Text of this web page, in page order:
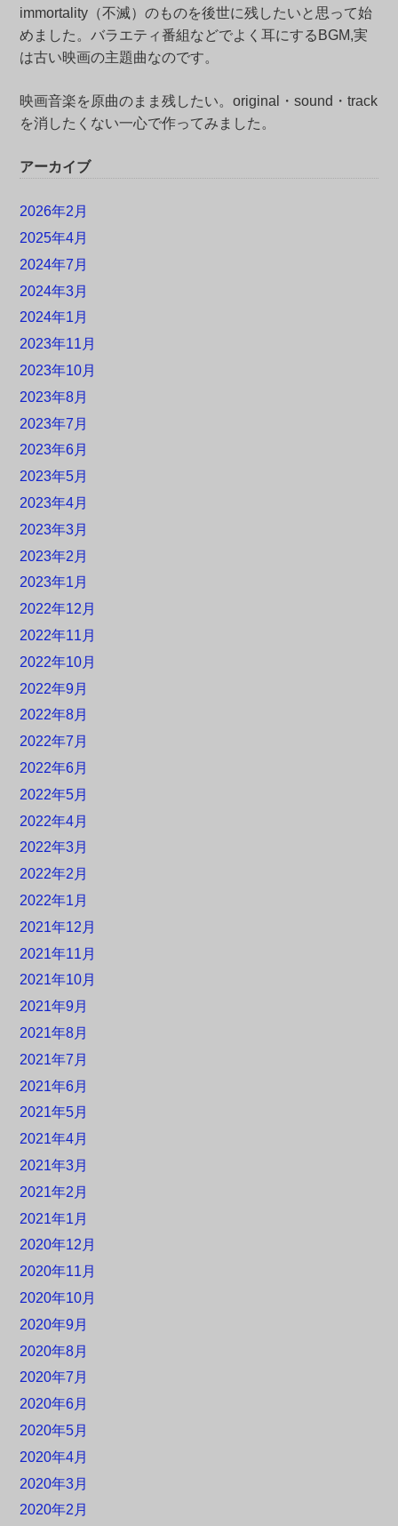
immortality（不滅）のものを後世に残したいと思って始
めました。バラエティ番組などでよく耳にするBGM,実
は古い映画の主題曲なのです。
映画音楽を原曲のまま残したい。original・sound・track
を消したくない一心で作ってみました。
アーカイブ
2026年2月
2025年4月
2024年7月
2024年3月
2024年1月
2023年11月
2023年10月
2023年8月
2023年7月
2023年6月
2023年5月
2023年4月
2023年3月
2023年2月
2023年1月
2022年12月
2022年11月
2022年10月
2022年9月
2022年8月
2022年7月
2022年6月
2022年5月
2022年4月
2022年3月
2022年2月
2022年1月
2021年12月
2021年11月
2021年10月
2021年9月
2021年8月
2021年7月
2021年6月
2021年5月
2021年4月
2021年3月
2021年2月
2021年1月
2020年12月
2020年11月
2020年10月
2020年9月
2020年8月
2020年7月
2020年6月
2020年5月
2020年4月
2020年3月
2020年2月